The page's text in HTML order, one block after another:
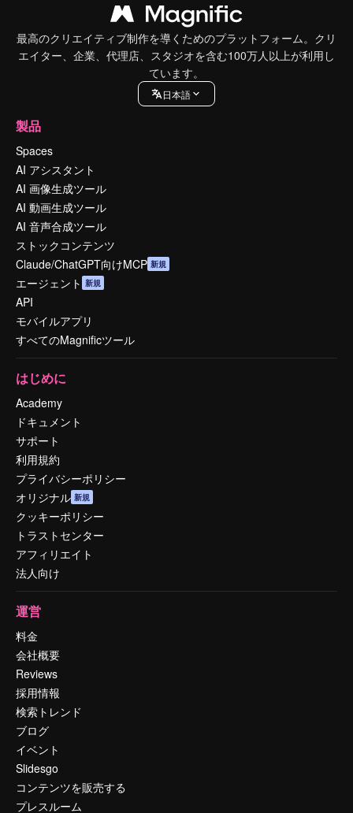
最高のクリエイティブ制作を導くためのプラットフォーム。クリ
エイター、企業、代理店、スタジオを含む100万人以上が利用し
ています。
日本語
製品
Spaces
AI アシスタント
AI 画像生成ツール
AI 動画生成ツール
AI 音声合成ツール
ストックコンテンツ
Claude/ChatGPT向けMCP 新規
エージェント 新規
API
モバイルアプリ
すべてのMagnificツール
はじめに
Academy
ドキュメント
サポート
利用規約
プライバシーポリシー
オリジナル 新規
クッキーポリシー
トラストセンター
アフィリエイト
法人向け
運営
料金
会社概要
Reviews
採用情報
検索トレンド
ブログ
イベント
Slidesgo
コンテンツを販売する
プレスルーム